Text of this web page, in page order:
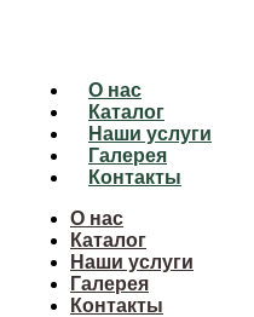
О нас
Каталог
Наши услуги
Галерея
Контакты
О нас
Каталог
Наши услуги
Галерея
Контакты